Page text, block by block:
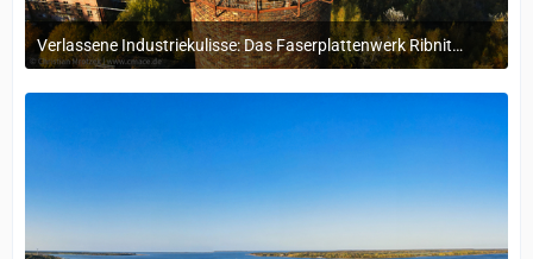
Verlassene Industriekulisse: Das Faserplattenwerk Ribnitz-Damgarten
4. November 2024 um 16:15